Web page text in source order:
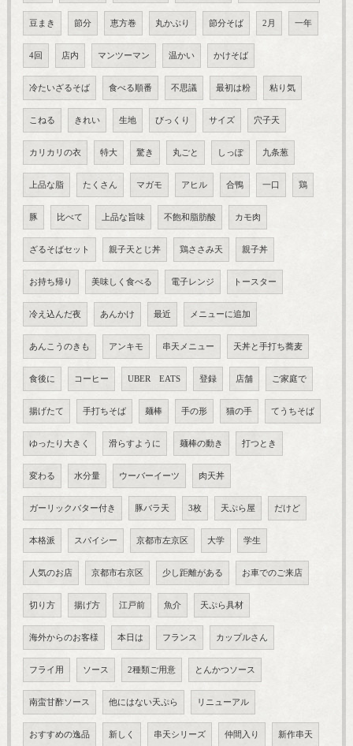
豆まき 節分 恵方巻 丸かぶり 節分そば 2月 一年
4回 店内 マンツーマン 温かい かけそば
冷たいざるそば 食べる順番 不思議 最初は粉 粘り気
こねる きれい 生地 びっくり サイズ 穴子天
カリカリの衣 特大 驚き 丸ごと しっぽ 九条葱
上品な脂 たくさん マガモ アヒル 合鴨 一口 鶏
豚 比べて 上品な旨味 不飽和脂肪酸 カモ肉
ざるそばセット 親子天とじ丼 鶏ささみ天 親子丼
お持ち帰り 美味しく食べる 電子レンジ トースター
冷え込んだ夜 あんかけ 最近 メニューに追加
あんこうのきも アンキモ 串天メニュー 天丼と手打ち蕎麦
食後に コーヒー UBER EATS 登録 店舗 ご家庭で
揚げたて 手打ちそば 麺棒 手の形 猫の手 てうちそば
ゆったり大きく 滑らすように 麺棒の動き 打つとき
変わる 水分量 ウーバーイーツ 肉天丼
ガーリックバター付き 豚バラ天 3枚 天ぷら屋 だけど
本格派 スパイシー 京都市左京区 大学 学生
人気のお店 京都市右京区 少し距離がある お車でのご来店
切り方 揚げ方 江戸前 魚介 天ぷら具材
海外からのお客様 本日は フランス カップルさん
フライ用 ソース 2種類ご用意 とんかつソース
南蛮甘酢ソース 他にはない天ぷら リニューアル
おすすめの逸品 新しく 串天シリーズ 仲間入り 新作串天